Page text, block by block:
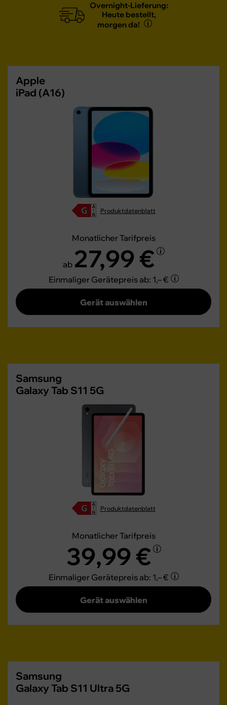
Overnight-Lieferung:
Heute bestellt,
morgen da!
Apple
iPad (A16)
Produktdatenblatt
Monatlicher Tarifpreis
ab 27,99 €
Einmaliger Gerätepreisab: 1,– €
Gerät auswählen
Samsung
Galaxy Tab S11 5G
Produktdatenblatt
Monatlicher Tarifpreis
39,99 €
Einmaliger Gerätepreisab: 1,– €
Gerät auswählen
Samsung
Galaxy Tab S11 Ultra 5G